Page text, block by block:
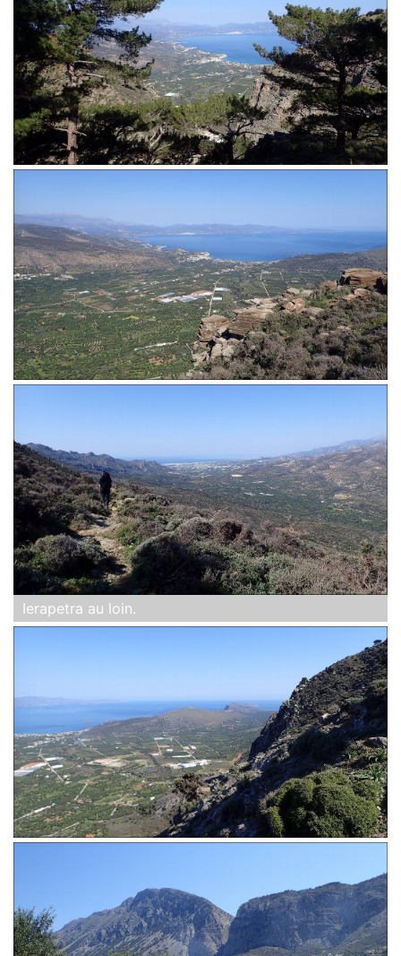
Ierapetra au loin.